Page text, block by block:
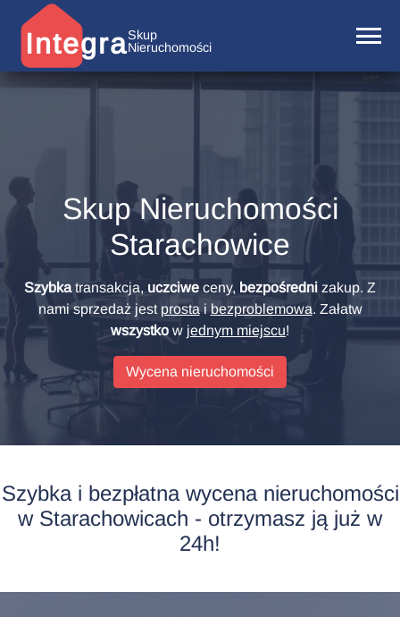
IntegraSkup
Nieruchomości
Skup Nieruchomości
Starachowice
Szybkatransakcja, uczciwe ceny, bezpośredni zakup. Z
nami sprzedaż jest prostaibezproblemowa. Załatw
wszystko w jednym miejscu!
Wycena nieruchomości
Szybka i bezpłatna wycena nieruchomości
w Starachowicach - otrzymasz ją już w
24h!